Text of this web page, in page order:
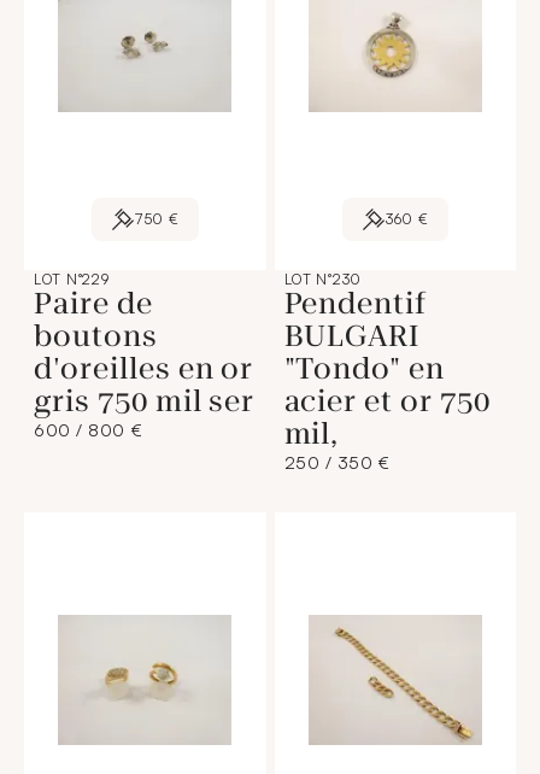
750 €
LOT N°229
Paire de
boutons
d'oreilles en or
gris 750 mil ser
600 / 800 €
360 €
LOT N°230
Pendentif
BULGARI
"Tondo" en
acier et or 750
mil,
250 / 350 €